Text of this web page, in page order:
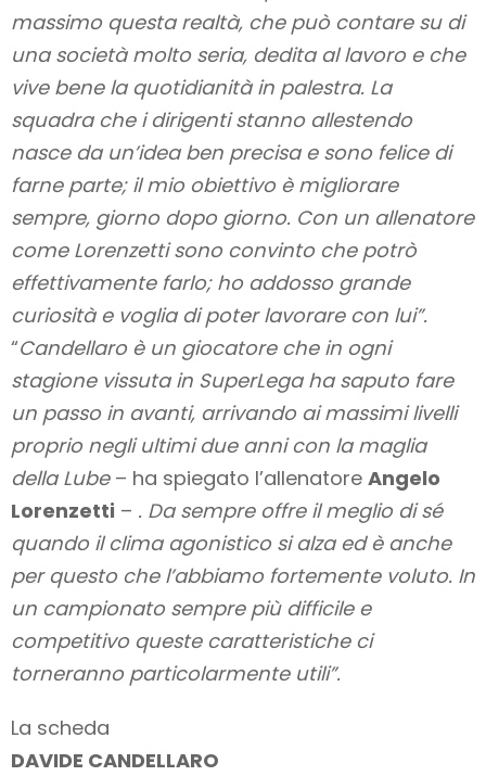
massimo questa realtà, che può contare su di
una società molto seria, dedita al lavoro e che
vive bene la quotidianità in palestra. La
squadra che i dirigenti stanno allestendo
nasce da un’idea ben precisa e sono felice di
farne parte; il mio obiettivo è migliorare
sempre, giorno dopo giorno. Con un allenatore
come Lorenzetti sono convinto che potrò
effettivamente farlo; ho addosso grande
curiosità e voglia di poter lavorare con lui”.
“Candellaro è un giocatore che in ogni
stagione vissuta in SuperLega ha saputo fare
un passo in avanti, arrivando ai massimi livelli
proprio negli ultimi due anni con la maglia
della Lube– ha spiegato l’allenatore Angelo
Lorenzetti – . Da sempre offre il meglio di sé
quando il clima agonistico si alza ed è anche
per questo che l’abbiamo fortemente voluto. In
un campionato sempre più difficile e
competitivo queste caratteristiche ci
torneranno particolarmente utili”.
La scheda
DAVIDE CANDELLARO